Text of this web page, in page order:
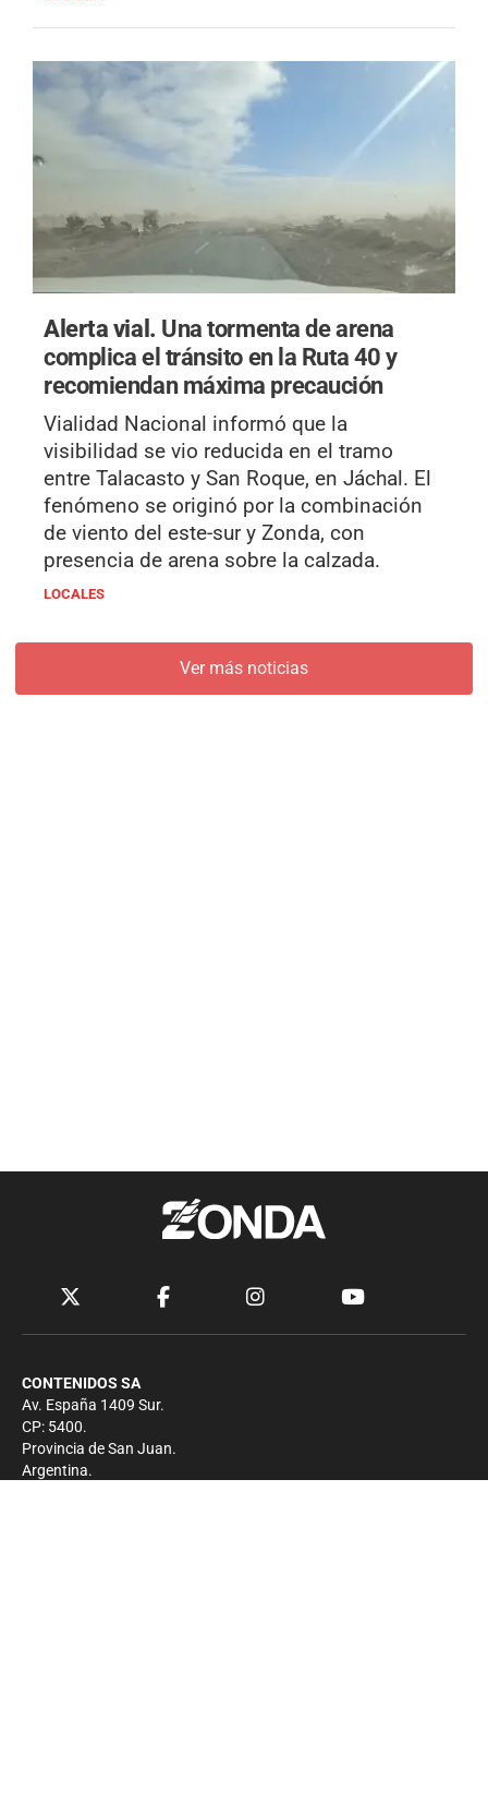
Alerta vial. Una tormenta de arena
complica el tránsito en la Ruta 40 y
recomiendan máxima precaución
Vialidad Nacional informó que la
visibilidad se vio reducida en el tramo
entre Talacasto y San Roque, en Jáchal. El
fenómeno se originó por la combinación
de viento del este-sur y Zonda, con
presencia de arena sobre la calzada.
LOCALES
Ver más noticias
CONTENIDOS SA
Av. España 1409 Sur.
CP: 5400.
Provincia de San Juan.
Argentina.